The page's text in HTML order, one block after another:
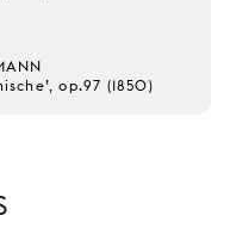
op.97 (1850)